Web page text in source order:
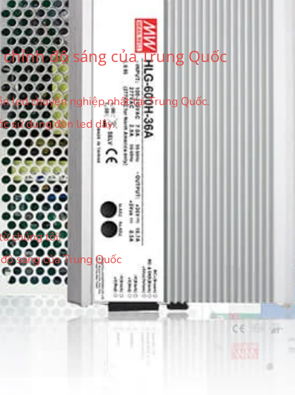
độ sáng của Trung Quốc
led chuyên nghiệp nhất tại Trung Quốc.
sử dụng đèn led dây.
chúng tôi!
sáng của Trung Quốc